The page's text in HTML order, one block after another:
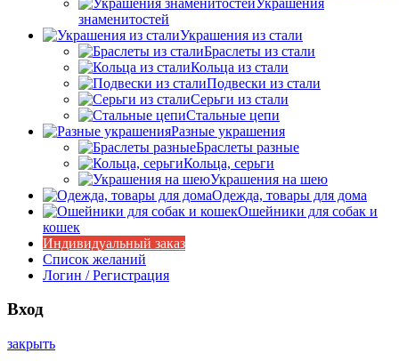
знаменитостей
Украшения из стали
Браслеты из стали
Кольца из стали
Подвески из стали
Серьги из стали
Стальные цепи
Разные украшения
Браслеты разные
Кольца, серьги
Украшения на шею
Одежда, товары для дома
Ошейники для собак и
кошек
Индивидуальный заказ
Список желаний
Логин / Регистрация
Вход
закрыть